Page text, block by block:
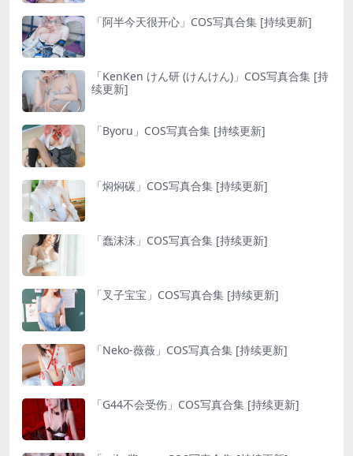
「阿半今天很开心」COS写真合集 [持续更新]
「KenKen けん研 (けんけん)」COS写真合集 [持
续更新]
「Byoru」COS写真合集 [持续更新]
「焖焖碳」COS写真合集 [持续更新]
「蠢沫沫」COS写真合集 [持续更新]
「叉子宝宝」COS写真合集 [持续更新]
「Neko-薇薇」COS写真合集 [持续更新]
「G44不会受伤」COS写真合集 [持续更新]